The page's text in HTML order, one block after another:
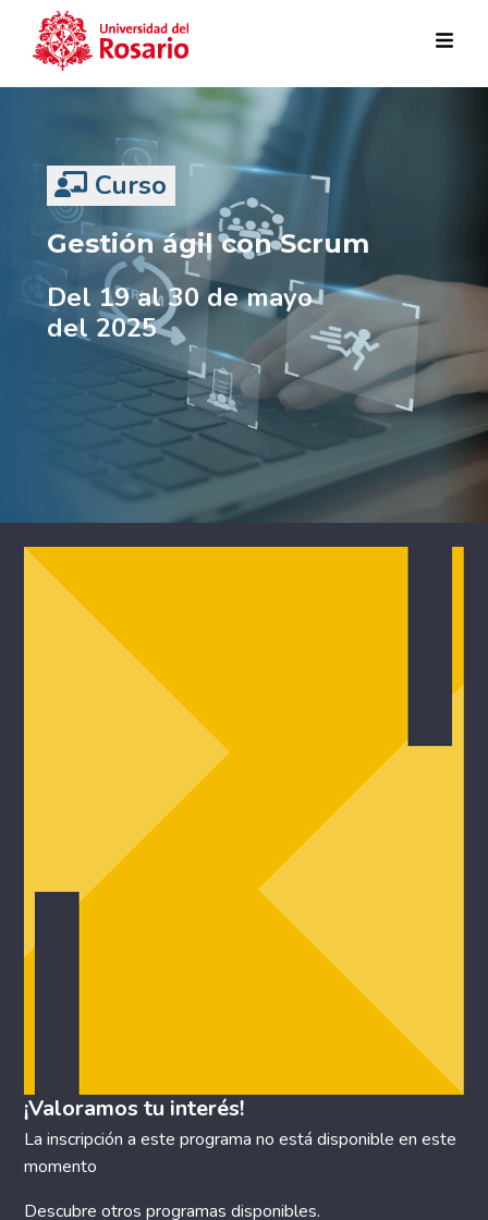
Pasar al contenido principal
Curso
Gestión ágil con Scrum
Del 19 al 30 de mayo
del 2025
¡Valoramos tu interés!
La inscripción a este programa no está disponible en este
momento
Descubre otrosprogramas disponibles.